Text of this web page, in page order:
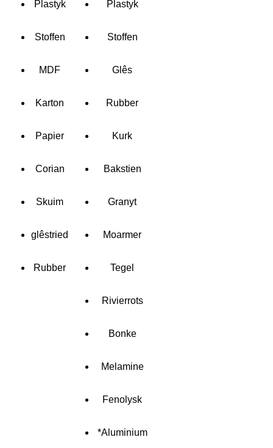
Plastyk Plastyk
Stoffen Stoffen
MDF Glês
Karton Rubber
Papier Kurk
Corian Bakstien
Skuim Granyt
glêstried Moarmer
Rubber Tegel
Rivierrots
Bonke
Melamine
Fenolysk
*Aluminium